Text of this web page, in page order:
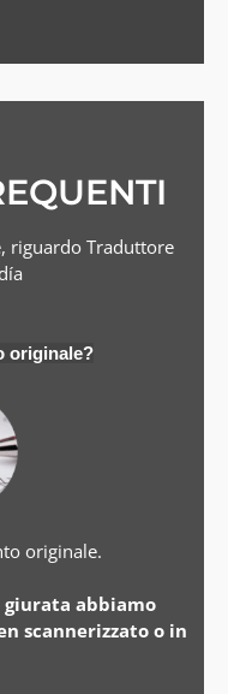
riguardo Traduttore
originale?
originale.
abbiamo
scannerizzato o in